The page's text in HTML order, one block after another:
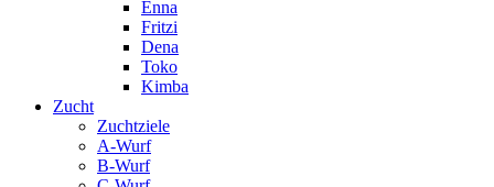
Enna
Fritzi
Dena
Toko
Kimba
Zucht
Zuchtziele
A-Wurf
B-Wurf